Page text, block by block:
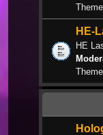
HE-
HE